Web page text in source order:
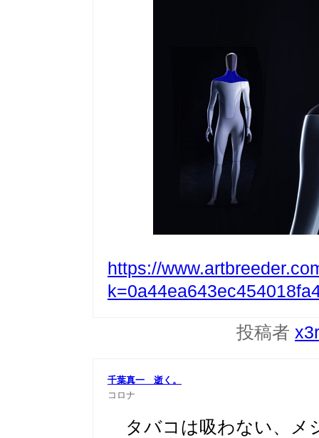
https://
投稿者
千葉真一 逝く。
コロナ
タバコは吸わない、メ